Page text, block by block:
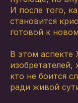
И после того,
становится
готовой к
В этом аспекте
кто не боится
ради живой